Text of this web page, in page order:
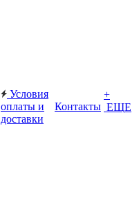
Условия
оплаты и
доставки
Контакты
+
ЕЩЕ